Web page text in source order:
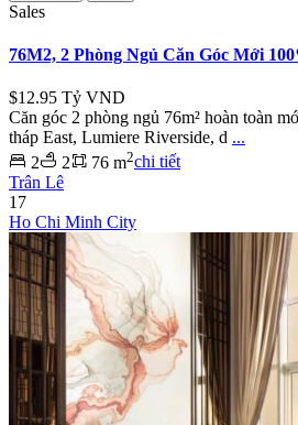
Sales
76M2, 2 Phòng Ngủ Căn Góc Mới
$12.95 Tỷ VND
Căn góc 2 phòng ngủ 76m² hoàn toàn
tháp East, Lumiere Riverside, d ...
2
2 76 m2chi tiết
Trân Lê
17
Ho Chi Minh City